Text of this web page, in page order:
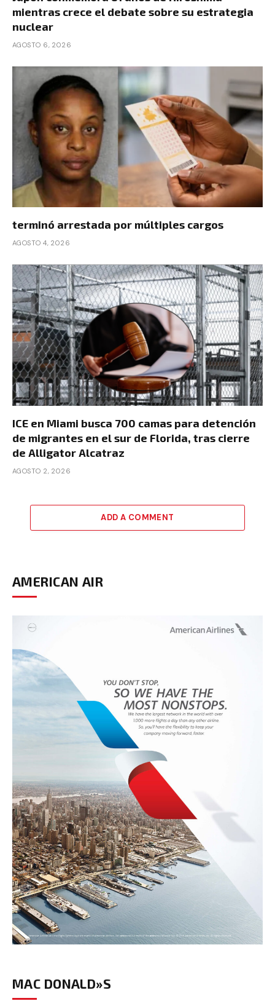
mientras crece el debate sobre su estrategia
nuclear
AGOSTO 6, 2026
terminó arrestada por múltiples cargos
AGOSTO 4, 2026
ICE en Miami busca 700 camas para detención
de migrantes en el sur de Florida, tras cierre
de Alligator Alcatraz
AGOSTO 2, 2026
ADD A COMMENT
AMERICAN AIR
MAC DONALD»S